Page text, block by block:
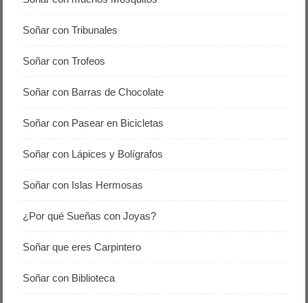
Soñar con Tribunales
Soñar con Trofeos
Soñar con Barras de Chocolate
Soñar con Pasear en Bicicletas
Soñar con Lápices y Bolígrafos
Soñar con Islas Hermosas
¿Por qué Sueñas con Joyas?
Soñar que eres Carpintero
Soñar con Biblioteca